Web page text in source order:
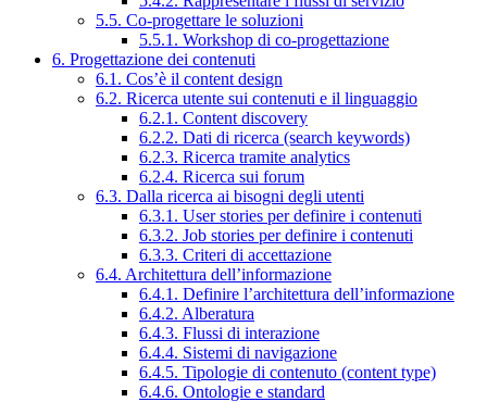
5.5. Co-progettare le soluzioni
5.5.1. Workshop di co-progettazione
6. Progettazione dei contenuti
6.1. Cos’è il content design
6.2. Ricerca utente sui contenuti e il linguaggio
6.2.1. Content discovery
6.2.2. Dati di ricerca (search keywords)
6.2.3. Ricerca tramite analytics
6.2.4. Ricerca sui forum
6.3. Dalla ricerca ai bisogni degli utenti
6.3.1. User stories per definire i contenuti
6.3.2. Job stories per definire i contenuti
6.3.3. Criteri di accettazione
6.4. Architettura dell’informazione
6.4.1. Definire l’architettura dell’informazione
6.4.2. Alberatura
6.4.3. Flussi di interazione
6.4.4. Sistemi di navigazione
6.4.5. Tipologie di contenuto (content type)
6.4.6. Ontologie e standard